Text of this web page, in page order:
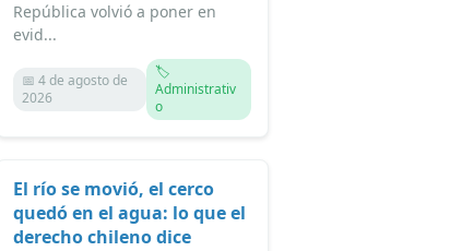
República volvió a poner en
evid...
📅 4 de agosto de
2026
🏷️
Administrativ
o
El río se movió, el cerco
quedó en el agua: lo que el
derecho chileno dice